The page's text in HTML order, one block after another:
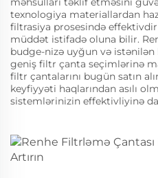
texnologiya materiallardan
filtrasiya prosesində
müddət istifadə oluna bilir.
budge-nizə uyğun və
geniş filtr çanta seçimlərinə
filtr çantalarını bugün satın
keyfiyyəti haqlarından asılı
sistemlərinizin effektivliyinə